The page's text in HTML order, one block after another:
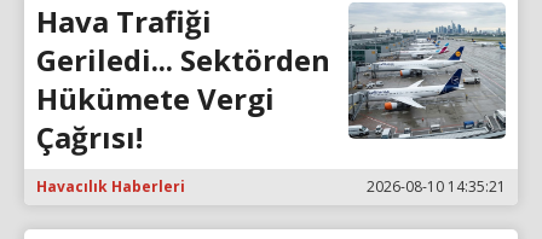
Hava Trafiği
Geriledi... Sektörden
Hükümete Vergi
Çağrısı!
Havacılık Haberleri 2026-08-10 14:35:21